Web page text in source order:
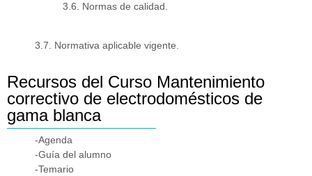
3.6. Normas de calidad.
3.7. Normativa aplicable vigente.
Recursos del Curso Mantenimiento
correctivo de electrodomésticos de
gama blanca
-Agenda
-Guía del alumno
-Temario